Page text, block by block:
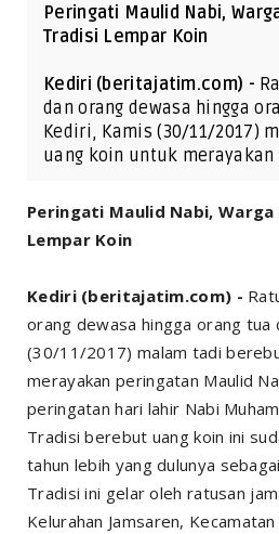
Peringati Maulid Nabi,
Tradisi Lempar Koin
Kediri (beritajatim.com) -
dan orang dewasa hingga
Kediri, Kamis (30/11/2017)
uang koin untuk merayakan
Peringati Maulid Nabi,
Lempar Koin
Kediri (beritajatim.com) -
orang dewasa hingga orang tua
(30/11/2017) malam tadi
merayakan peringatan Maulid
peringatan hari lahir Nabi
Tradisi berebut uang koin ini
tahun lebih yang dulunya
Tradisi ini gelar oleh ratusan
Kelurahan Jamsaren,